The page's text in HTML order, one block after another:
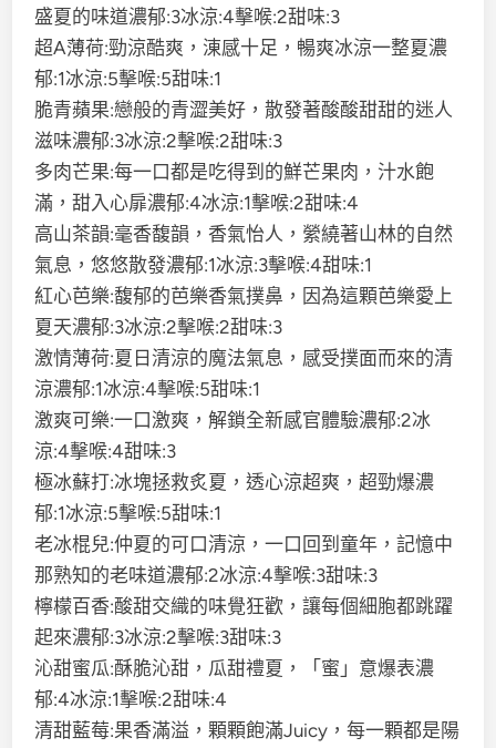
盛夏的味道濃郁:3冰涼:4擊喉:2甜味:3
超A薄荷:勁涼酷爽，涷感十足，暢爽冰涼一整夏濃
郁:1冰涼:5擊喉:5甜味:1
脆青蘋果:戀般的青澀美好，散發著酸酸甜甜的迷人
滋味濃郁:3冰涼:2擊喉:2甜味:3
多肉芒果:每一口都是吃得到的鮮芒果肉，汁水飽
滿，甜入心扉濃郁:4冰涼:1擊喉:2甜味:4
高山茶韻:毫香馥韻，香氣怡人，縈繞著山林的自然
氣息，悠悠散發濃郁:1冰涼:3擊喉:4甜味:1
紅心芭樂:馥郁的芭樂香氣撲鼻，因為這顆芭樂愛上
夏天濃郁:3冰涼:2擊喉:2甜味:3
激情薄荷:夏日清涼的魔法氣息，感受撲面而來的清
涼濃郁:1冰涼:4擊喉:5甜味:1
激爽可樂:一口激爽，解鎖全新感官體驗濃郁:2冰
涼:4擊喉:4甜味:3
極冰蘇打:冰塊拯救炙夏，透心涼超爽，超勁爆濃
郁:1冰涼:5擊喉:5甜味:1
老冰棍兒:仲夏的可口清涼，一口回到童年，記憶中
那熟知的老味道濃郁:2冰涼:4擊喉:3甜味:3
檸檬百香:酸甜交織的味覺狂歡，讓每個細胞都跳躍
起來濃郁:3冰涼:2擊喉:3甜味:3
沁甜蜜瓜:酥脆沁甜，瓜甜禮夏，「蜜」意爆表濃
郁:4冰涼:1擊喉:2甜味:4
清甜藍莓:果香滿溢，顆顆飽滿Juicy，每一顆都是陽